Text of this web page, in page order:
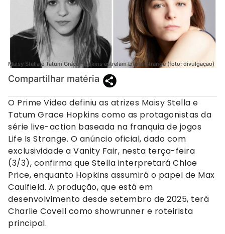
Maisy Stella e Tatum Grace Hopkins estrelam Life Is Strange (foto: divulgação)
Compartilhar matéria
O Prime Video definiu as atrizes Maisy Stella e
Tatum Grace Hopkins como as protagonistas da
série live-action baseada na franquia de jogos
Life Is Strange. O anúncio oficial, dado com
exclusividade a Vanity Fair, nesta terça-feira
(3/3), confirma que Stella interpretará Chloe
Price, enquanto Hopkins assumirá o papel de Max
Caulfield. A produção, que está em
desenvolvimento desde setembro de 2025, terá
Charlie Covell como showrunner e roteirista
principal.